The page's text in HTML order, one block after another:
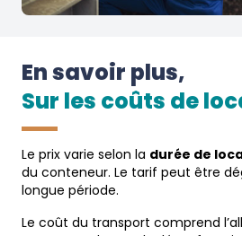
En savoir plus,
Sur les coûts de
Le prix varie selon la durée de
du conteneur. Le tarif peut être
longue période.
Le coût du transport comprend